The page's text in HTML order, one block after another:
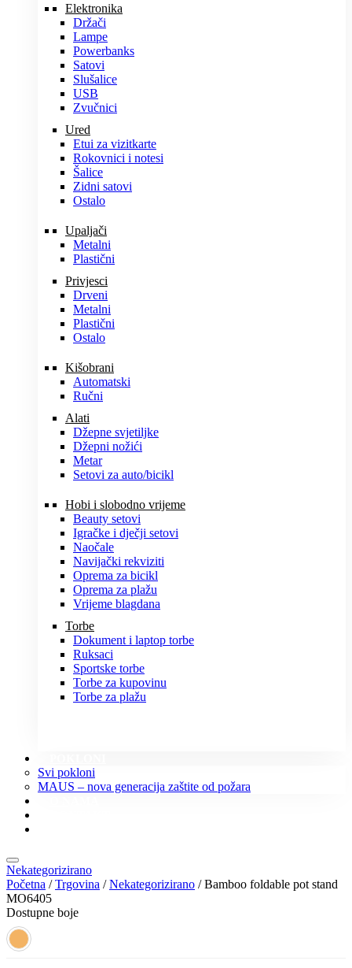
Elektronika
Držači
Lampe
Powerbanks
Satovi
Slušalice
USB
Zvučnici
Ured
Etui za vizitkarte
Rokovnici i notesi
Šalice
Zidni satovi
Ostalo
Upaljači
Metalni
Plastični
Privjesci
Drveni
Metalni
Plastični
Ostalo
Kišobrani
Automatski
Ručni
Alati
Džepne svjetiljke
Džepni nožići
Metar
Setovi za auto/bicikl
Hobi i slobodno vrijeme
Beauty setovi
Igračke i dječji setovi
Naočale
Navijački rekviziti
Oprema za bicikl
Oprema za plažu
Vrijeme blagdana
Torbe
Dokument i laptop torbe
Ruksaci
Sportske torbe
Torbe za kupovinu
Torbe za plažu
Svi pokloni
MAUS – nova generacija zaštite od požara
Nekategorizirano
Početna /Trgovina /Nekategorizirano / Bamboo foldable pot stand
MO6405
Dostupne boje